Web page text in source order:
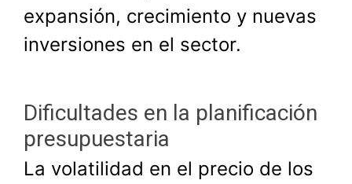
expansión, crecimiento y nuevas
inversiones en el sector.
Dificultades en la planificación
presupuestaria
La volatilidad en el precio de los